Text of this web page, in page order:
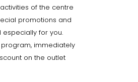
of the centre
promotions and
for you.
immediately
on the outlet